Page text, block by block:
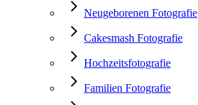
Neugeborenen Fotografie
Cakesmash Fotografie
Hochzeitsfotografie
Familien Fotografie